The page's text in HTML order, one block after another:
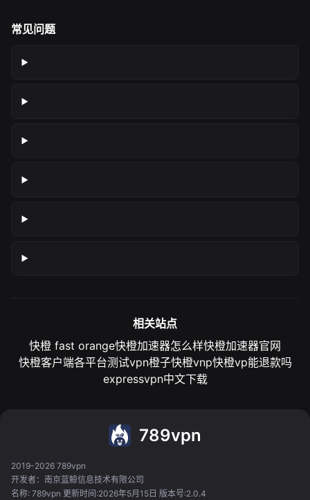
常见问题
相关站点
快橙 fast orange快橙加速器怎么样快橙加速器官网
快橙客户端各平台测试vpn橙子快橙vnp快橙vp能退款吗
expressvpn中文下载
789vpn
2019-2026 789vpn
开发者：南京蓝鲸信息技术有限公司
名称: 789vpn 更新时间:2026年5月15日 版本号:2.0.4